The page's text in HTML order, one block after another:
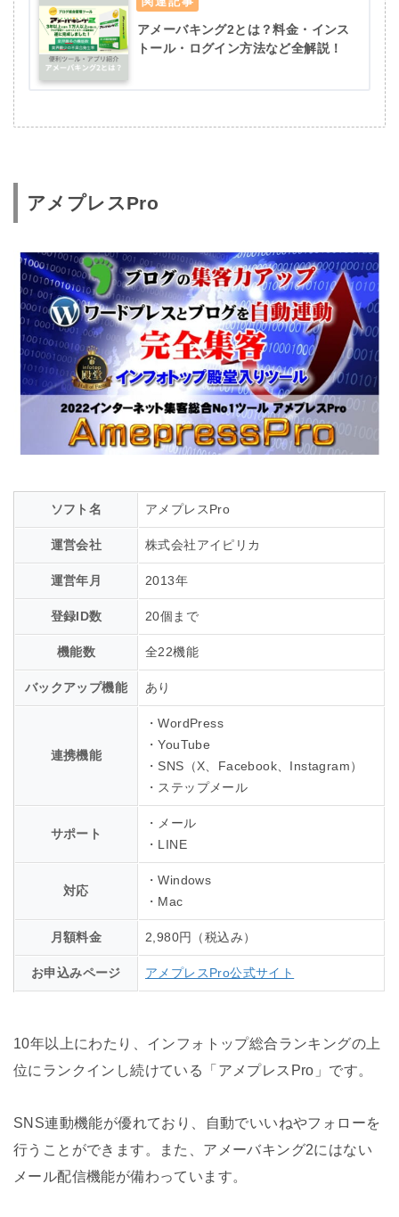
アメーバキング2とは？料金・インス
トール・ログイン方法など全解説！
アメプレスPro
ソフト名 アメプレスPro
運営会社 株式会社アイピリカ
運営年月 2013年
登録ID数 20個まで
機能数 全22機能
バックアップ機能 あり
連携機能
・WordPress
・YouTube
・SNS（X、Facebook、Instagram）
・ステップメール
サポート
・メール
・LINE
対応
・Windows
・Mac
月額料金 2,980円（税込み）
お申込みページ アメプレスPro公式サイト
10年以上にわたり、インフォトップ総合ランキングの上
位にランクインし続けている「アメプレスPro」です。
SNS連動機能が優れており、自動でいいねやフォローを
行うことができます。また、アメーバキング2にはない
メール配信機能が備わっています。